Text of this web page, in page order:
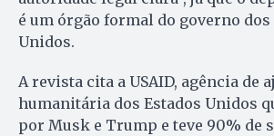
é um órgão formal do governo dos
Unidos.
A revista cita a USAID, agência de
humanitária dos Estados Unidos
por Musk e Trump e teve 90% de